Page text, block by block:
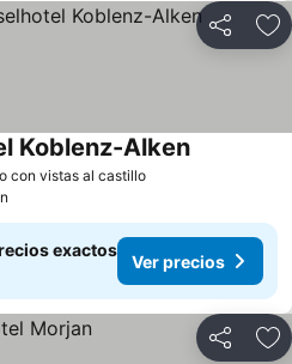
Compartir
con vistas al castillo
Koblenz-Alken
exactos
Ver precios
Compartir